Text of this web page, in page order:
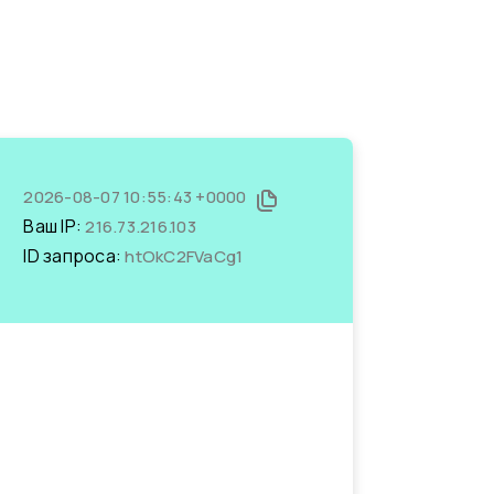
2026-08-07 10:55:43 +0000
Ваш IP:216.73.216.103
ID запроса:htOkC2FVaCg1